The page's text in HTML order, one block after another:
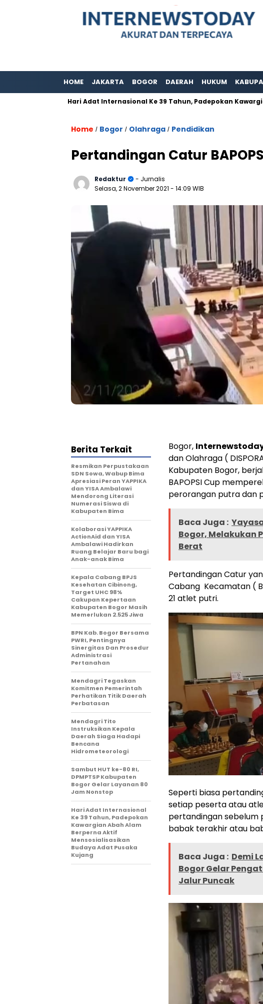
HOME JAKARTA BOGOR DAERAH HUKUM
Hari Adat Internasional Ke 39 Tahun, Padepokan Kawargian
Home / Bogor / Olahraga / Pendidikan
Pertandingan Catur
Redaktur
- Jurnalis
Selasa, 2 November 2021 - 14:09 WIB
Bogor,
dan Olahraga (
Kabupaten Bogor,
BAPOPSI Cup
perorangan putra dan
Baca Juga :
Bogor, Melakukan
Berat
Pertandingan Catur
Cabang Kecamatan (
21 atlet putri.
Seperti biasa
setiap peserta atau
pertandingan sebelum
babak terakhir atau
Baca Juga : Demi
Bogor Gelar
Jalur Puncak
Berita Terkait
Resmikan Perpustakaan
SDN Sowa, Wabup Bima
Apresiasi Peran YAPPIKA
dan YISA Ambalawi
Mendorong Literasi
Numerasi Siswa di
Kabupaten Bima
Kolaborasi YAPPIKA
ActionAid dan YISA
Ambalawi Hadirkan
Ruang Belajar Baru bagi
Anak-anak Bima
Kepala Cabang BPJS
Kesehatan Cibinong,
Target UHC 98%
Cakupan Kepertaan
Kabupaten Bogor Masih
Memerlukan 2.525 Jiwa
BPN Kab. Bogor Bersama
PWRI, Pentingnya
Sinergitas Dan Prosedur
Administrasi
Pertanahan
Mendagri Tegaskan
Komitmen Pemerintah
Perhatikan Titik Daerah
Perbatasan
Mendagri Tito
Instruksikan Kepala
Daerah Siaga Hadapi
Bencana
Hidrometeorologi
Sambut HUT ke-80 RI,
DPMPTSP Kabupaten
Bogor Gelar Layanan 80
Jam Nonstop
Hari Adat Internasional
Ke 39 Tahun, Padepokan
Kawargian Abah Alam
Berperna Aktif
Mensosialisasikan
Budaya Adat Pusaka
Kujang